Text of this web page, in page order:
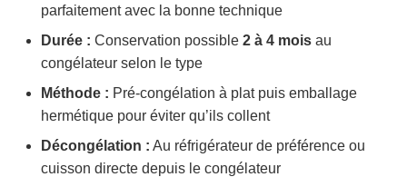
parfaitement avec la bonne technique
Durée : Conservation possible 2 à 4 mois au
congélateur selon le type
Méthode : Pré-congélation à plat puis emballage
hermétique pour éviter qu’ils collent
Décongélation : Au réfrigérateur de préférence ou
cuisson directe depuis le congélateur